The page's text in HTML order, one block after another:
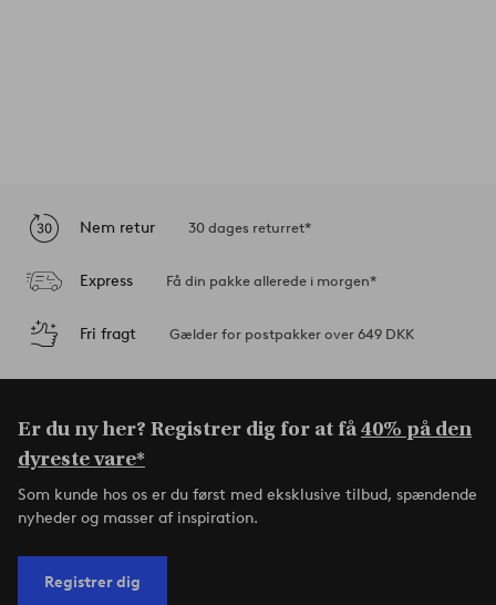
Nem retur 30 dages returret*
Express Få din pakke allerede i morgen*
Fri fragt Gælder for postpakker over 649 DKK
Er du ny her? Registrer dig for at få40% på den
dyreste vare*
Som kunde hos os er du først med eksklusive tilbud, spændende
nyheder og masser af inspiration.
Registrer dig